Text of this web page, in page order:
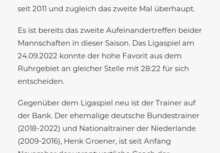
seit 2011 und zugleich das zweite Mal überhaupt.
Es ist bereits das zweite Aufeinandertreffen beider
Mannschaften in dieser Saison. Das Ligaspiel am
24.09.2022 konnte der hohe Favorit aus dem
Ruhrgebiet an gleicher Stelle mit 28:22 für sich
entscheiden.
Gegenüber dem Ligaspiel neu ist der Trainer auf
der Bank. Der ehemalige deutsche Bundestrainer
(2018-2022) und Nationaltrainer der Niederlande
(2009-2016), Henk Groener, ist seit Anfang